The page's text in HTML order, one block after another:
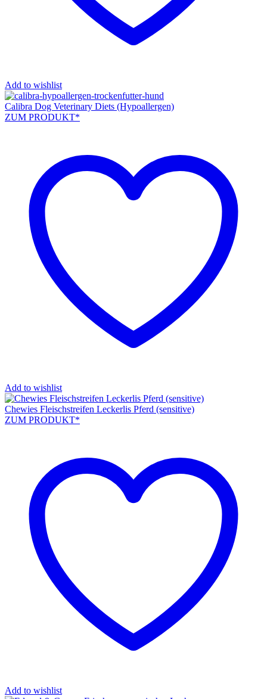
Add to wishlist
Calibra Dog Veterinary Diets (Hypoallergen)
ZUM PRODUKT*
Add to wishlist
Chewies Fleischstreifen Leckerlis Pferd (sensitive)
ZUM PRODUKT*
Add to wishlist